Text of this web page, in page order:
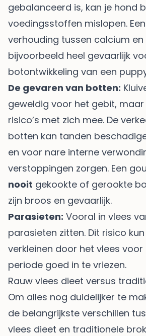
gebalanceerd is, kan je hond
voedingsstoffen mislopen.
verhouding tussen calcium
bijvoorbeeld heel gevaarlijk
botontwikkeling van een
De gevaren van botten:
geweldig voor het gebit,
risico’s met zich mee. De
botten kan tanden
en voor nare interne
verstoppingen zorgen. Een
nooit gekookte of gerookte
zijn broos en gevaarlijk.
Parasieten: Vooral in vlees
parasieten zitten. Dit risico
verkleinen door het vlees
periode goed in te vriezen.
Rauw vlees dieet versus
Om alles nog duidelijker te
de belangrijkste verschillen
vlees dieet en traditionele